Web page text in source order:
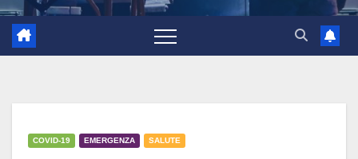
COVID-19 EMERGENZA SALUTE